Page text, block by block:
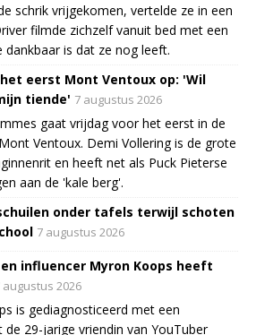
schrik vrijgekomen, vertelde ze in een
filmde zichzelf vanuit bed met een
dankbaar is dat ze nog leeft.
eerst Mont Ventoux op: 'Wil
tiende' 7 augustus 2026
gaat vrijdag voor het eerst in de
Ventoux. Demi Vollering is de grote
en heeft net als Puck Pieterse
aan de 'kale berg'.
onder tafels terwijl schoten
7 augustus 2026
influencer Myron Koops heeft
augustus 2026
is gediagnosticeerd met een
29-jarige vriendin van YouTuber